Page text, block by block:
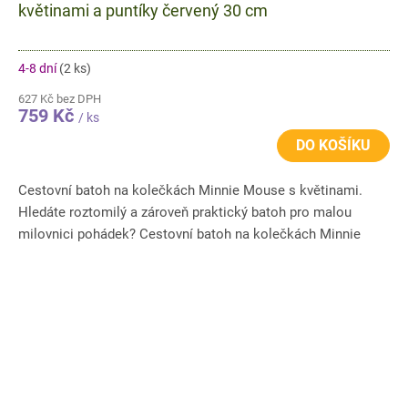
květinami a puntíky červený 30 cm
4-8 dní(2 ks)
627 Kč bez DPH
759 Kč / ks
DO KOŠÍKU
Cestovní batoh na kolečkách Minnie Mouse s květinami.
Hledáte roztomilý a zároveň praktický batoh pro malou
milovnici pohádek? Cestovní batoh na kolečkách Minnie